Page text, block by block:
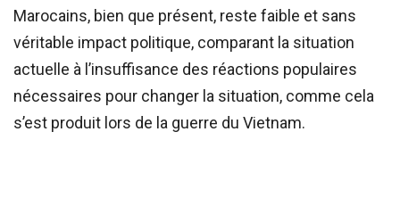
Marocains, bien que présent, reste faible et sans
véritable impact politique, comparant la situation
actuelle à l’insuffisance des réactions populaires
nécessaires pour changer la situation, comme cela
s’est produit lors de la guerre du Vietnam.